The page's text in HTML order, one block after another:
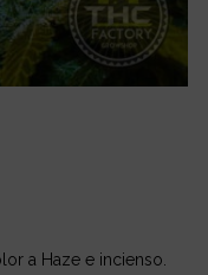
a Haze e incienso.